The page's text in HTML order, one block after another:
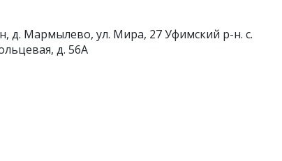
д. Мармылево, ул. Мира, 27Уфимский р-н. с.
д. 56А